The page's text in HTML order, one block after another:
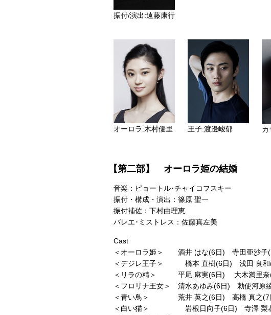
振付/演出:遠藤康行
オーロラ:木村優里 王子:渡邊峻郁 カ
【第二部】 オーロラ姫の結婚
音楽：ピョートル･チャイコフスキー
振付・構成・演出：篠原 聖一
振付補佐：下村由理恵
バレエ･ミストレス：佐藤真左美
Cast
＜オーロラ姫＞ 酒井 はな(6日) 寺田亜沙子
＜デジレ王子＞ 橋本 直樹(6日) 浅田 良和
＜リラの精＞ 平尾 麻実(6日) 大木満里奈
＜フロリナ王女＞ 清水あゆみ(6日) 勅使河原
＜青い鳥＞ 荒井 英之(6日) 高橋 真之(7
＜白い猫＞ 岩根日向子(6日) 寺澤 梨